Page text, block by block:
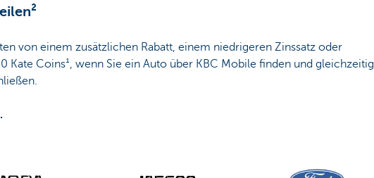
von einem zusätzlichen Rabatt, einem niedrigeren Zinssatz oder
Kate Coins¹, wenn Sie ein Auto über KBC Mobile finden und gleichzeitig